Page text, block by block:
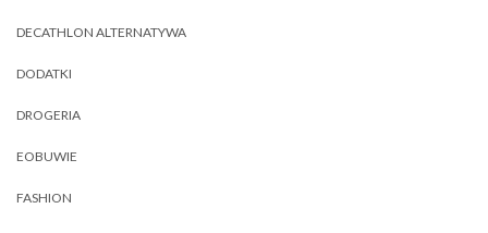
DECATHLON ALTERNATYWA
DODATKI
DROGERIA
EOBUWIE
FASHION